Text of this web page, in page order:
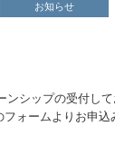
お知らせ
ンシップの受付して
ォームよりお申込